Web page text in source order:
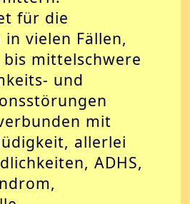
für die
vielen Fällen,
mittelschwere
und
mit
allerlei
ADHS,